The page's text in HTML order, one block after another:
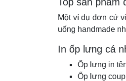
Một ví dụ đơn cử
uống handmade
In ốp lưng cá
Ốp lưng in
Ốp lưng